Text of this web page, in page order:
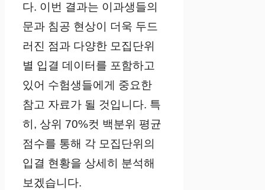
다. 이번 결과는 이과생들의
문과 침공 현상이 더욱 두드
러진 점과 다양한 모집단위
별 입결 데이터를 포함하고
있어 수험생들에게 중요한
참고 자료가 될 것입니다. 특
히, 상위 70%컷 백분위 평균
점수를 통해 각 모집단위의
입결 현황을 상세히 분석해
보겠습니다.